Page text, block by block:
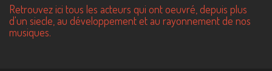
Retrouvez ici tous les acteurs qui ont oeuvré, depuis plus
d'un siecle, au développement et au rayonnement de nos
musiques.